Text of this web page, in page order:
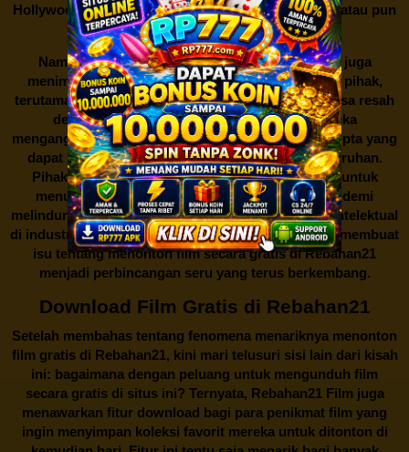
Hollywood terbaru, drama Korea yang sedang hits, atau pun
produksi film lokal dengan kualitas terbaik.
Namun, seperti halnya cerita manis,Rebahan21juga
menimbulkan kontroversi di industri film. Banyak pihak,
terutama produsen film dan pemilik hak cipta, merasa resah
dengan maraknya situs-situs seperti ini. Mereka
menganggapnya sebagai bentuk pelanggaran hak cipta yang
dapat merugikan industri perfilman secara keseluruhan.
Pihak berwenang pun turut terlibat dalam upaya untuk
menutup situs-situs ilegal semacam Rebahan21 demi
melindungi keberlangsungan bisnis dan kekayaan intelektual
di industri hiburan. Konflik kepentingan inilah yang membuat
isu tentang menonton film secara gratis diRebahan21
menjadi perbincangan seru yang terus berkembang.
Download Film Gratis di Rebahan21
Setelah membahas tentang fenomena menariknya menonton
film gratis di Rebahan21, kini mari telusuri sisi lain dari kisah
ini: bagaimana dengan peluang untuk mengunduh film
secara gratis di situs ini? Ternyata, Rebahan21 Film juga
menawarkan fitur download bagi para penikmat film yang
ingin menyimpan koleksi favorit mereka untuk ditonton di